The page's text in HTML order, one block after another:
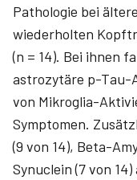
Pathologie bei
wiederholten
(n = 14). Bei ihnen
astrozytäre p-Tau-
von Mikroglia-
Symptomen.
(9 von 14), Beta-
Synuclein (7 von